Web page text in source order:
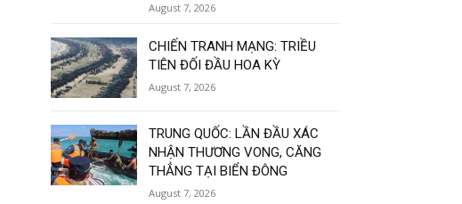
August 7, 2026
CHIẾN TRANH MẠNG: TRIỀU
TIÊN ĐỐI ĐẦU HOA KỲ
August 7, 2026
TRUNG QUỐC: LẦN ĐẦU XÁC
NHẬN THƯƠNG VONG, CĂNG
THẲNG TẠI BIỂN ĐÔNG
August 7, 2026